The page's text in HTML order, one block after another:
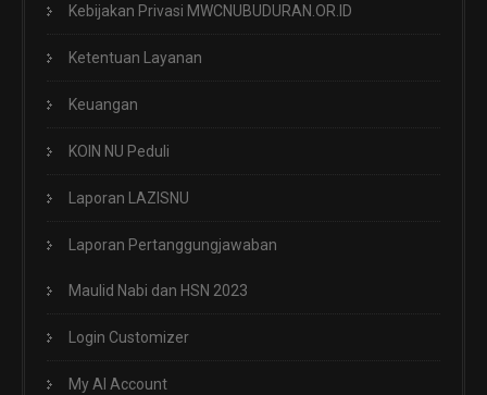
Kebijakan Privasi MWCNUBUDURAN.OR.ID
Ketentuan Layanan
Keuangan
KOIN NU Peduli
Laporan LAZISNU
Laporan Pertanggungjawaban
Maulid Nabi dan HSN 2023
Login Customizer
My AI Account